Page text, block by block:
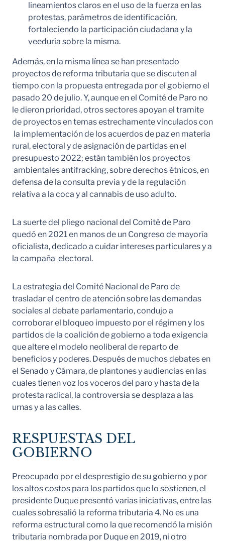
lineamientos claros en el uso de la fuerza en las
protestas, parámetros de identificación,
fortaleciendo la participación ciudadana y la
veeduría sobre la misma.
Además, en la misma línea se han presentado
proyectos de reforma tributaria que se discuten al
tiempo con la propuesta entregada por el gobierno el
pasado 20 de julio. Y, aunque en el Comité de Paro no
le dieron prioridad, otros sectores apoyan el tramite
de proyectos en temas estrechamente vinculados con
la implementación de los acuerdos de paz en materia
rural, electoral y de asignación de partidas en el
presupuesto 2022; están también los proyectos
ambientales antifracking, sobre derechos étnicos, en
defensa de la consulta previa y de la regulación
relativa a la coca y al cannabis de uso adulto.
La suerte del pliego nacional del Comité de Paro
quedó en 2021 en manos de un Congreso de mayoría
oficialista, dedicado a cuidar intereses particulares y a
la campaña electoral.
La estrategia del Comité Nacional de Paro de
trasladar el centro de atención sobre las demandas
sociales al debate parlamentario, condujo a
corroborar el bloqueo impuesto por el régimen y los
partidos de la coalición de gobierno a toda exigencia
que altere el modelo neoliberal de reparto de
beneficios y poderes. Después de muchos debates en
el Senado y Cámara, de plantones y audiencias en las
cuales tienen voz los voceros del paro y hasta de la
protesta radical, la controversia se desplaza a las
urnas y a las calles.
RESPUESTAS DEL
GOBIERNO
Preocupado por el desprestigio de su gobierno y por
los altos costos para los partidos que lo sostienen, el
presidente Duque presentó varias iniciativas, entre las
cuales sobresalió la reforma tributaria 4. No es una
reforma estructural como la que recomendó la misión
tributaria nombrada por Duque en 2019, ni otro